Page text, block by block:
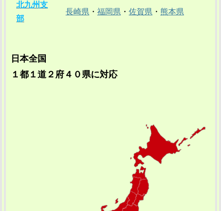
北九州支
部
長崎県 ・ 福岡県 ・ 佐賀県 ・ 熊本県
日本全国
１都１道２府４０県に対応